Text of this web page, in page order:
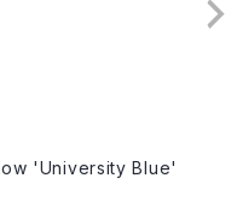
Wmns Air